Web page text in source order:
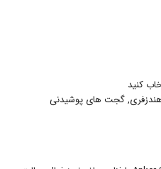
کنید
هندزفری,گجت های پوشیدنی